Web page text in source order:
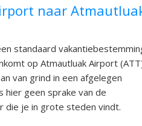
naar
standaard
op Atmautluak Airport
van grind in een afgelegen
hier geen sprake van de
die je in grote steden vindt.